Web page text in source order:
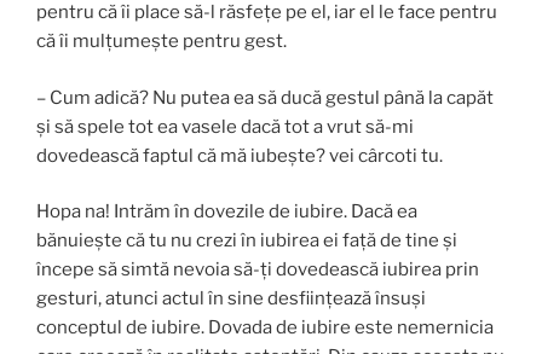
pentru că îi place să-l răsfețe pe el, iar el le face pentru
că îi mulţumeşte pentru gest.
– Cum adică? Nu putea ea să ducă gestul până la capăt
şi să spele tot ea vasele dacă tot a vrut să-mi
dovedească faptul că mă iubeşte? vei cârcoti tu.
Hopa na! Intrăm în dovezile de iubire. Dacă ea
bănuieşte că tu nu crezi în iubirea ei faţă de tine şi
începe să simtă nevoia să-ţi dovedească iubirea prin
gesturi, atunci actul în sine desfiinţează însuşi
conceptul de iubire. Dovada de iubire este nemernicia